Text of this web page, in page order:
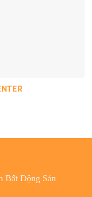
Bất Động Sản